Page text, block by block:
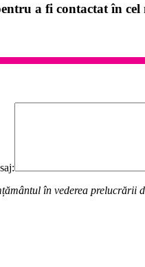
a fi contactat în
în vederea prelucrării